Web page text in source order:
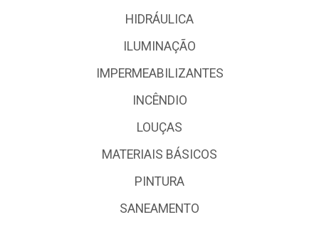
HIDRÁULICA
ILUMINAÇÃO
IMPERMEABILIZANTES
INCÊNDIO
LOUÇAS
MATERIAIS BÁSICOS
PINTURA
SANEAMENTO